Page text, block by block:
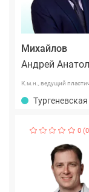
Михайлов
Андрей
К.м.н., ведущий
хирург международного
Тургеневская
0